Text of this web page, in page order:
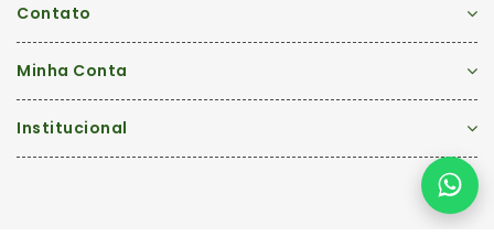
Contato
Minha Conta
Institucional